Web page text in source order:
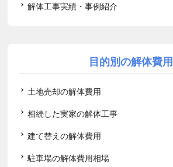
解体工事実績・事例紹介
目的別の解体費用
土地売却の解体費用
相続した実家の解体工事
建て替えの解体費用
駐車場の解体費用相場